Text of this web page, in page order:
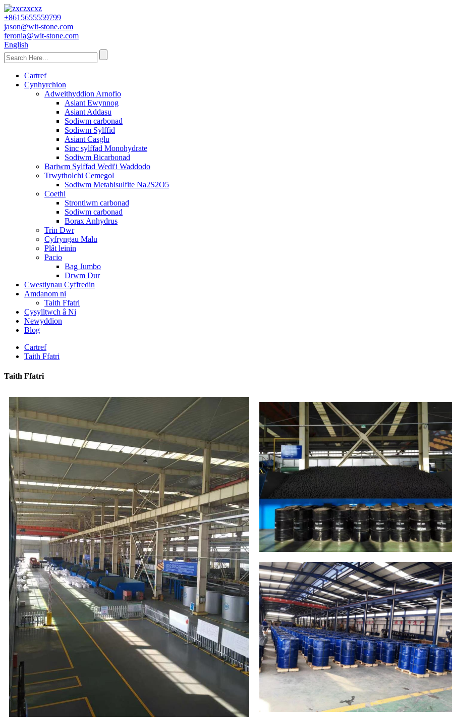
+8615655559799
jason@wit-stone.com
feronia@wit-stone.com
English
Cartref
Cynhyrchion
Adweithyddion Arnofio
Asiant Ewynnog
Asiant Addasu
Sodiwm carbonad
Sodiwm Sylffid
Asiant Casglu
Sinc sylffad Monohydrate
Sodiwm Bicarbonad
Bariwm Sylffad Wedi'i Waddodo
Trwytholchi Cemegol
Sodiwm Metabisulfite Na2S2O5
Coethi
Strontiwm carbonad
Sodiwm carbonad
Borax Anhydrus
Trin Dwr
Cyfryngau Malu
Plât leinin
Pacio
Bag Jumbo
Drwm Dur
Cwestiynau Cyffredin
Amdanom ni
Taith Ffatri
Cysylltwch â Ni
Newyddion
Blog
Cartref
Taith Ffatri
Taith Ffatri